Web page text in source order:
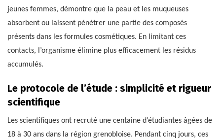
jeunes femmes, démontre que la peau et les muqueuses
absorbent ou laissent pénétrer une partie des composés
présents dans les formules cosmétiques. En limitant ces
contacts, l’organisme élimine plus efficacement les résidus
accumulés.
Le protocole de l’étude : simplicité et rigueur
scientifique
Les scientifiques ont recruté une centaine d’étudiantes âgées de
18 à 30 ans dans la région grenobloise. Pendant cinq jours, ces